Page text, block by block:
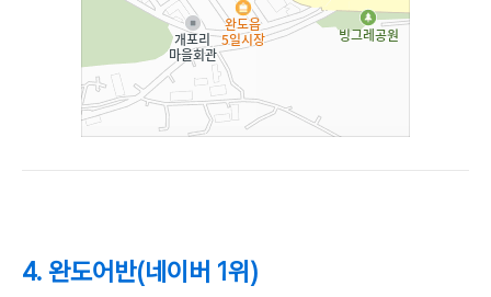
4. 완도어반(네이버 1위)